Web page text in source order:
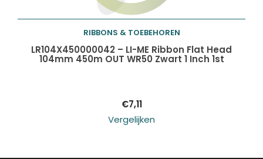
Toevoegen aan
RIBBONS & TOEBEHOREN
LR104X450000042 – LI-ME Ribbon Flat Head
104mm 450m OUT WR50 Zwart 1 Inch 1st
€7,11
Vergelijken